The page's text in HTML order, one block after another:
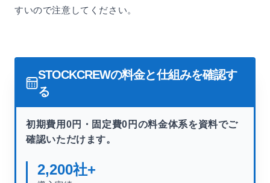
すいので注意してください。
STOCKCREWの料金と仕組みを確認す
る
初期費用0円・固定費0円の料金体系を資料でご
確認いただけます。
2,200社+